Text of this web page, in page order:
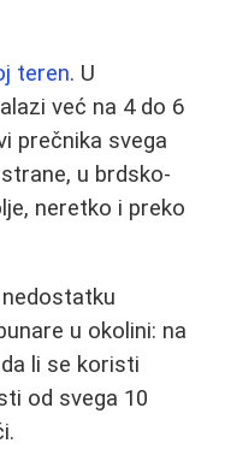
teren. U
već na 4 do 6
prečnika svega
u brdsko-
neretko i preko
u okolini: na
li se koristi
od svega 10